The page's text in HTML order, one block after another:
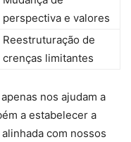
perspectiva e valores
Reestruturação de
crenças limitantes
nos ajudam a
a estabelecer a
com nossos